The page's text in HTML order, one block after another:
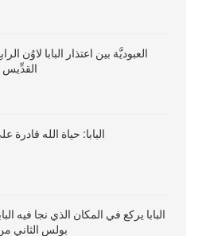
العبوديَّة بين اعتذار البابا لاوُن
البابا: حياة الله قادرة
البابا يركع في المكان الذي نجا فيه
بولس الثاني